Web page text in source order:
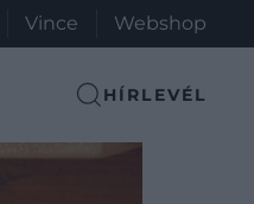
Vince Webshop
HÍRLEVÉL